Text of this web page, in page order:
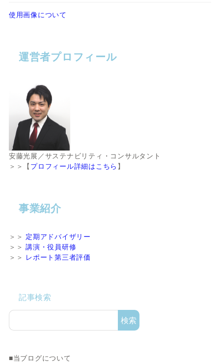
使用画像について
運営者プロフィール
安藤光展／サステナビリティ・コンサルタント
＞＞【 プロフィール詳細はこちら 】
事業紹介
＞＞ 定期アドバイザリー
＞＞講演・役員研修
＞＞ レポート第三者評価
記事検索
検索
■当ブログについて